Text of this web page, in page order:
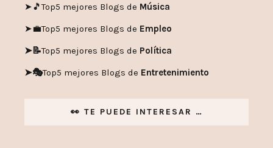
➤🎵Top5 mejores Blogs de Música
➤💼Top5 mejores Blogs de Empleo
➤📝Top5 mejores Blogs de Política
➤🎭Top5 mejores Blogs de Entretenimiento
👀 TE PUEDE INTERESAR …